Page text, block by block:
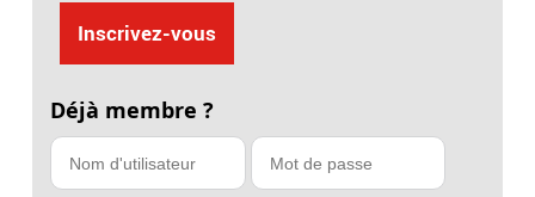
Inscrivez-vous
Déjà membre ?